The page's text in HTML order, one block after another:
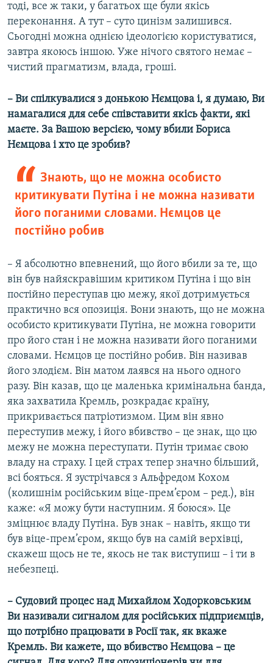
тоді, все ж таки, у багатьох ще були якісь
переконання. А тут – суто цинізм залишився.
Сьогодні можна однією ідеологією користуватися,
завтра якоюсь іншою. Уже нічого святого немає –
чистий прагматизм, влада, гроші.
– Ви спілкувалися з донькою Нємцова і, я думаю, Ви
намагалися для себе співставити якісь факти, які
маєте. За Вашою версією, чому вбили Бориса
Нємцова і хто це зробив?
Знають, що не можна особисто
критикувати Путіна і не можна називати
його поганими словами. Нємцов це
постійно робив
– Я абсолютно впевнений, що його вбили за те, що
він був найяскравішим критиком Путіна і що він
постійно переступав цю межу, якої дотримується
практично вся опозиція. Вони знають, що не можна
особисто критикувати Путіна, не можна говорити
про його стан і не можна називати його поганими
словами. Нємцов це постійно робив. Він називав
його злодієм. Він матом лаявся на нього одного
разу. Він казав, що це маленька кримінальна банда,
яка захватила Кремль, розкрадає країну,
прикривається патріотизмом. Цим він явно
переступив межу, і його вбивство – це знак, що цю
межу не можна переступати. Путін тримає свою
владу на страху. І цей страх тепер значно більший,
всі бояться. Я зустрічався з Альфредом Кохом
(колишнім російським віце-прем’єром – ред.), він
каже: «Я можу бути наступним. Я боюся». Це
зміцнює владу Путіна. Був знак – навіть, якщо ти
був віце-прем’єром, якщо був на самій верхівці,
скажеш щось не те, якось не так виступиш – і ти в
небезпеці.
– Судовий процес над Михайлом Ходорковським
Ви називали сигналом для російських підприємців,
що потрібно працювати в Росії так, як вкаже
Кремль. Ви кажете, що вбивство Нємцова – це